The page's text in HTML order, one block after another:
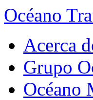
Océano
Acerca
Grupo
Océano